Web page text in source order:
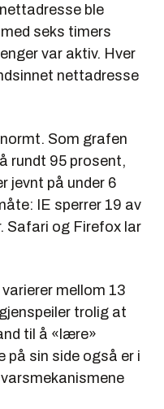
ble
seks timers
var aktiv. Hver
nettadresse
Som grafen
rundt 95 prosent,
jevnt på under 6
IE sperrer 19 av
Safari og Firefox lar
mellom 13
trolig at
til å «lære»
på sin side også er i